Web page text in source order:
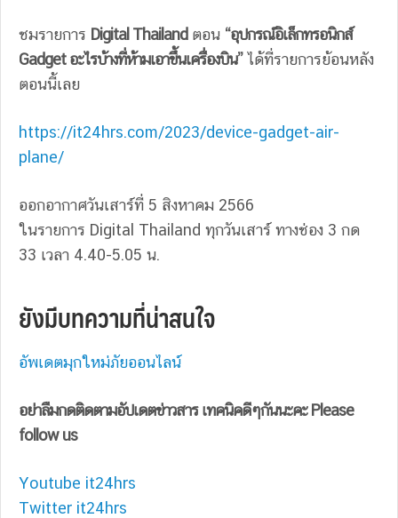
ชมรายการ Digital Thailand ตอน “อุปกรณ์อิเล็กทรอนิกส์
Gadget อะไรบ้างที่ห้ามเอาขึ้นเครื่องบิน”ได้ที่รายการย้อนหลัง
ตอนนี้เลย
https://it24hrs.com/2023/device-gadget-air-
plane/
ออกอากาศวันเสาร์ที่ 5 สิงหาคม 2566
ในรายการ Digital Thailand ทุกวันเสาร์ ทางช่อง 3 กด
33 เวลา 4.40-5.05 น.
ยังมีบทความที่น่าสนใจ
อัพเดตมุกใหม่ภัยออนไลน์
อย่าลืมกดติดตามอัปเดตข่าวสาร เทคนิคดีๆกันนะคะ Please
follow us
Youtube it24hrs
Twitter it24hrs